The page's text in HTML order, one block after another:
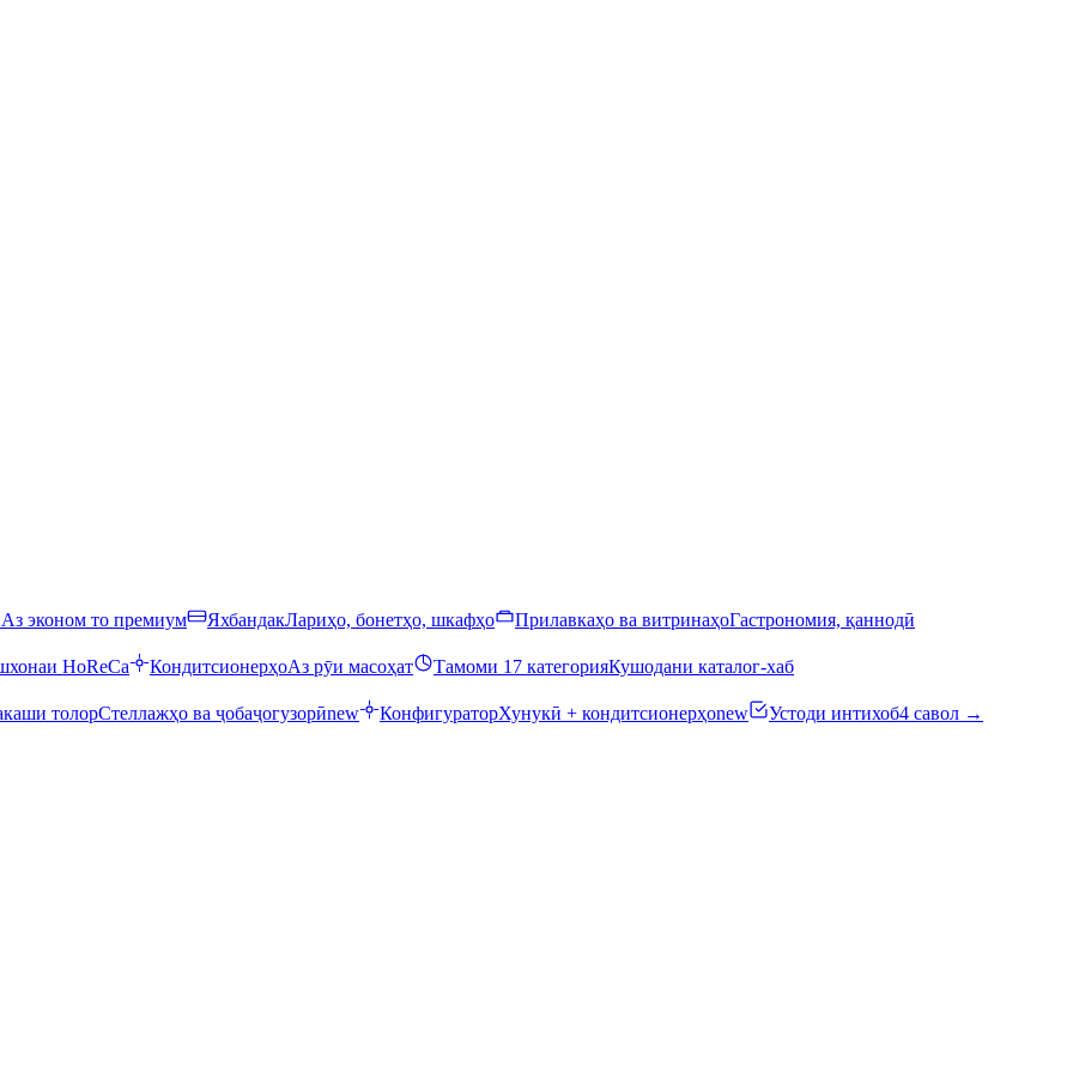
Аз эконом то премиум ЯхбандакЛариҳо, бонетҳо, шкафҳо Прилавкаҳо ва витринаҳоГастрономия, қаннодӣ
HoReCa КондитсионерҳоАз рӯи масоҳат Тамоми 17 категорияКушодани каталог-хаб
толорСтеллажҳо ва ҷобаҷогузорӣnew КонфигураторХунукӣ + кондитсионерҳоnew Устоди интихоб4 савол →